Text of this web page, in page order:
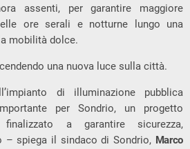
assenti, per garantire maggiore
ore serali e notturne lungo una
mobilità dolce.
una nuova luce sulla città.
di illuminazione pubblica
per Sondrio, un progetto
finalizzato a garantire sicurezza,
– spiega il sindaco di Sondrio, Marco